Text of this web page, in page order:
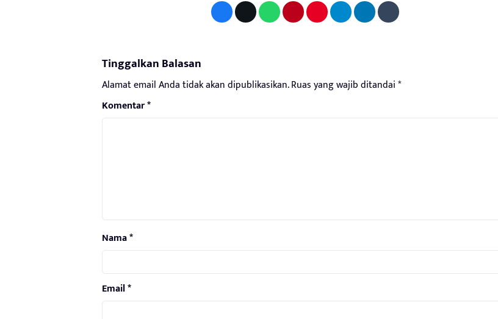
Tinggalkan Balasan
Alamat email Anda tidak akan dipublikasikan.Ruas yang wajib ditandai*
Komentar*
Nama*
Email*